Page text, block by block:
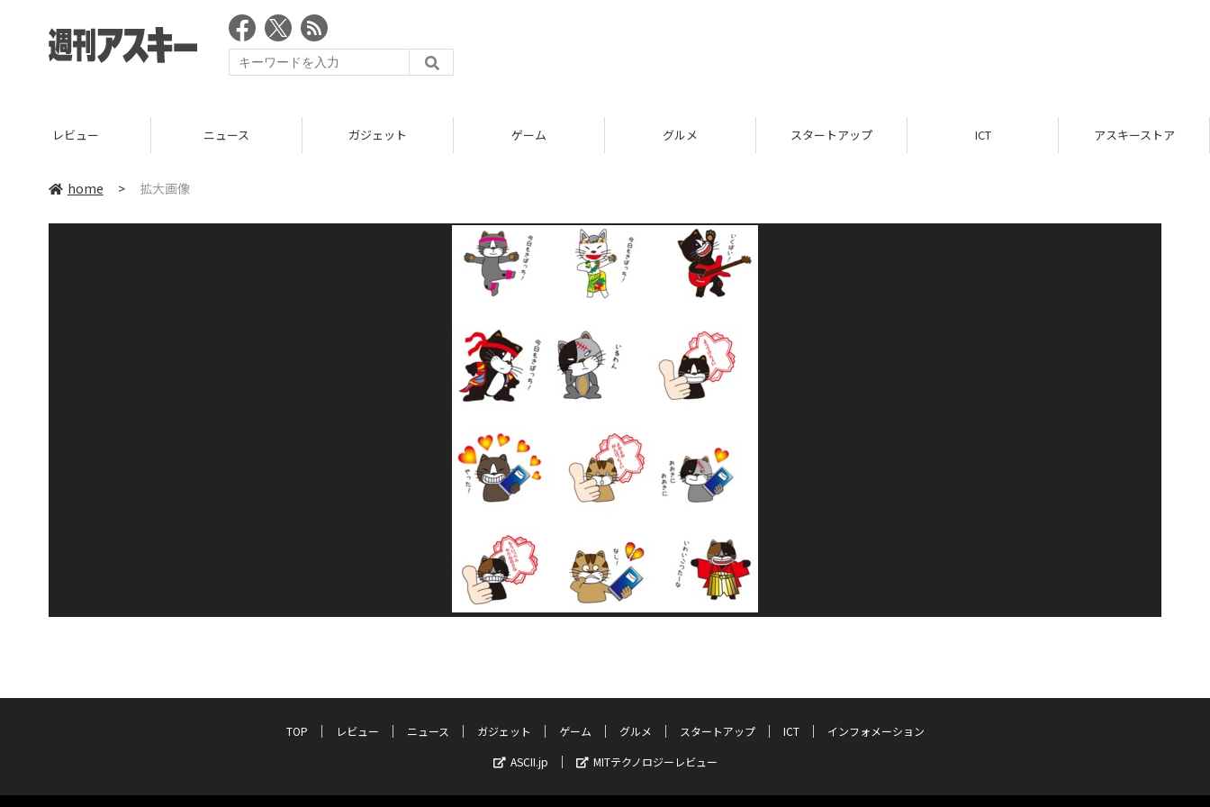
レビュー ニュース ガジェット ゲーム グルメ スタートアップ ICT アスキーストア
home > 拡大画像
TOP レビュー ニュース ガジェット ゲーム グルメ スタートアップ ICT
インフォメーション
ASCII.jp
MITテクノロジーレビュー